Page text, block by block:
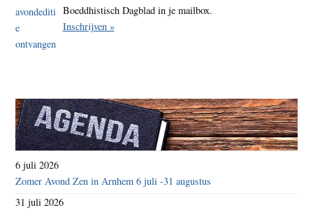
Boeddhistisch Dagblad in je mailbox.
Inschrijven »
6 juli 2026
Zomer Avond Zen in Arnhem 6 juli -31 augustus
31 juli 2026